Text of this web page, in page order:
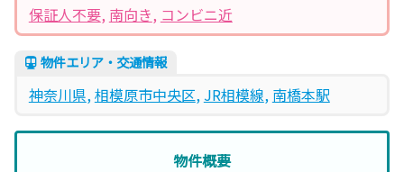
保証人不要, 南向き, コンビニ近
物件エリア・交通情報
神奈川県, 相模原市中央区, JR相模線, 南橋本駅
物件概要